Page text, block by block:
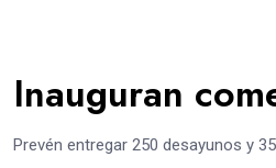
Inauguran
Prevén entregar 250 desayunos y